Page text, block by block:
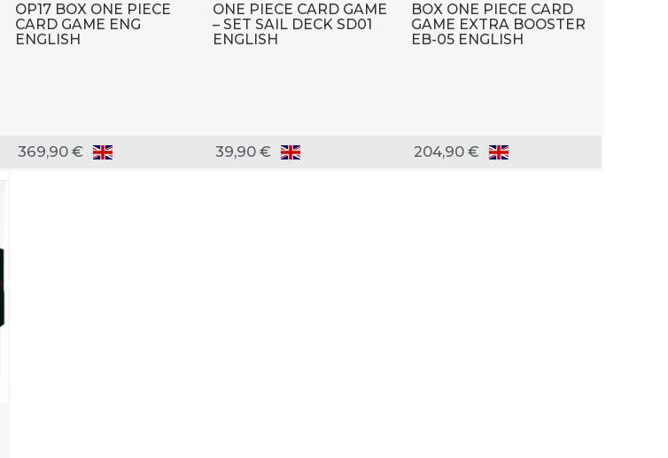
OP17 BOX ONE PIECE
CARD GAME ENG
ENGLISH
369,90 €
ONE PIECE CARD GAME
– SET SAIL DECK SD01
ENGLISH
39,90 €
BOX ONE PIECE CARD
GAME EXTRA BOOSTER
EB-05 ENGLISH
204,90 €